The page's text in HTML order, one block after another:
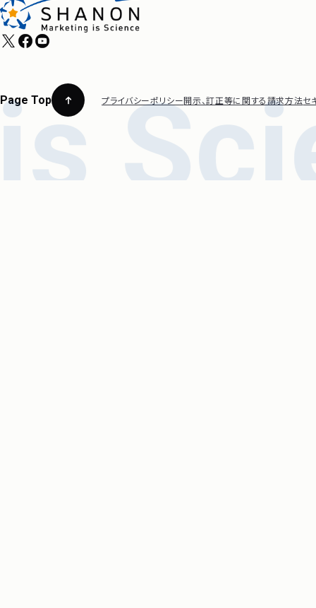
Page Top プライバシーポリシー開示、訂正等に関する請求方法セ